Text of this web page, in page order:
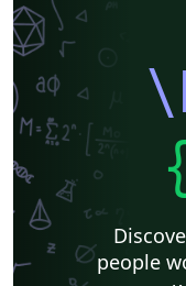
people